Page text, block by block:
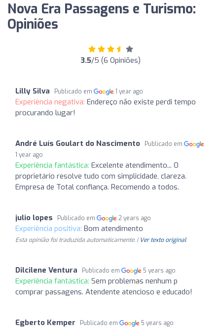
Nova Era Passagens e Turismo:
Opiniões
3.5/5 (6 Opiniões)
Lilly Silva Publicado em 1 year ago
Experiência negativa: Endereço não existe perdi tempo
procurando lugar!
André Luís Goulart do Nascimento
Publicado em
1 year ago
Experiência fantástica: Excelente atendimento... O
proprietário resolve tudo com simplicidade, clareza.
Empresa de Total confiança. Recomendo a todos.
julio lopes Publicado em 2 years ago
Experiência positiva: Bom atendimento
Esta opinião foi traduzida automaticamente. | Ver texto original
Dilcilene Ventura Publicado em 5 years ago
Experiência fantástica: Sem problemas nenhum p
comprar passagens. Atendente atencioso e educado!
Egberto Kemper Publicado em 5 years ago